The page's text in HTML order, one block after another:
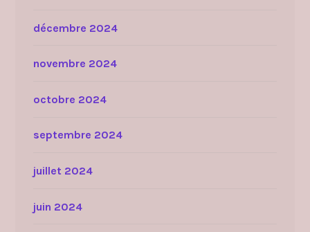
décembre 2024
novembre 2024
octobre 2024
septembre 2024
juillet 2024
juin 2024